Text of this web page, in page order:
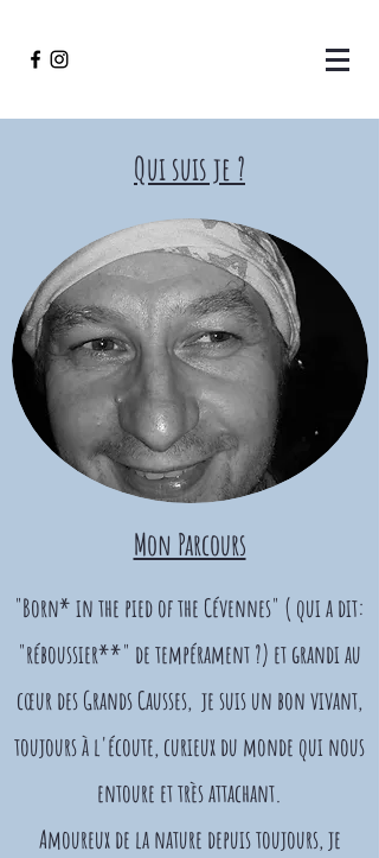
Qui suis je ?
Mon Parcours
"Born* in the pied of the Cévennes" ( qui a dit:
"réboussier**" de tempérament ?) et grandi au
cœur des Grands Causses, je suis un bon vivant,
toujours à l'écoute, curieux du monde qui nous
entoure et très attachant.
Amoureux de la nature depuis toujours, je